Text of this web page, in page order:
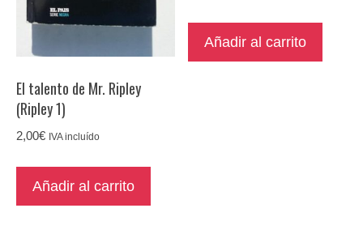
El talento de Mr. Ripley
(Ripley 1)
2,00€ IVA incluído
Añadir al carrito
Añadir al carrito